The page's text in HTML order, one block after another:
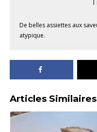
De belles assiettes aux
atypique.
Articles Similaires